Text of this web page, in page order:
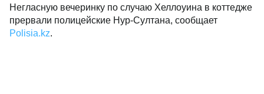
Негласную вечеринку по случаю Хеллоуина в коттедже
прервали полицейские Нур-Султана, сообщает
Polisia.kz.